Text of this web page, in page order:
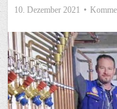
10. Dezember 2021